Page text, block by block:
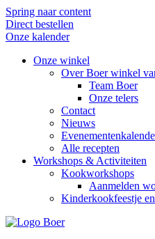
Spring naar content
Direct bestellen
Onze kalender
Onze winkel
Over Boer winkel
Team Boer
Onze telers
Contact
Nieuws
Alle recepten
Workshops & Activiteiten
Kookworkshops
Aanmelden
Kinderkookfeestje